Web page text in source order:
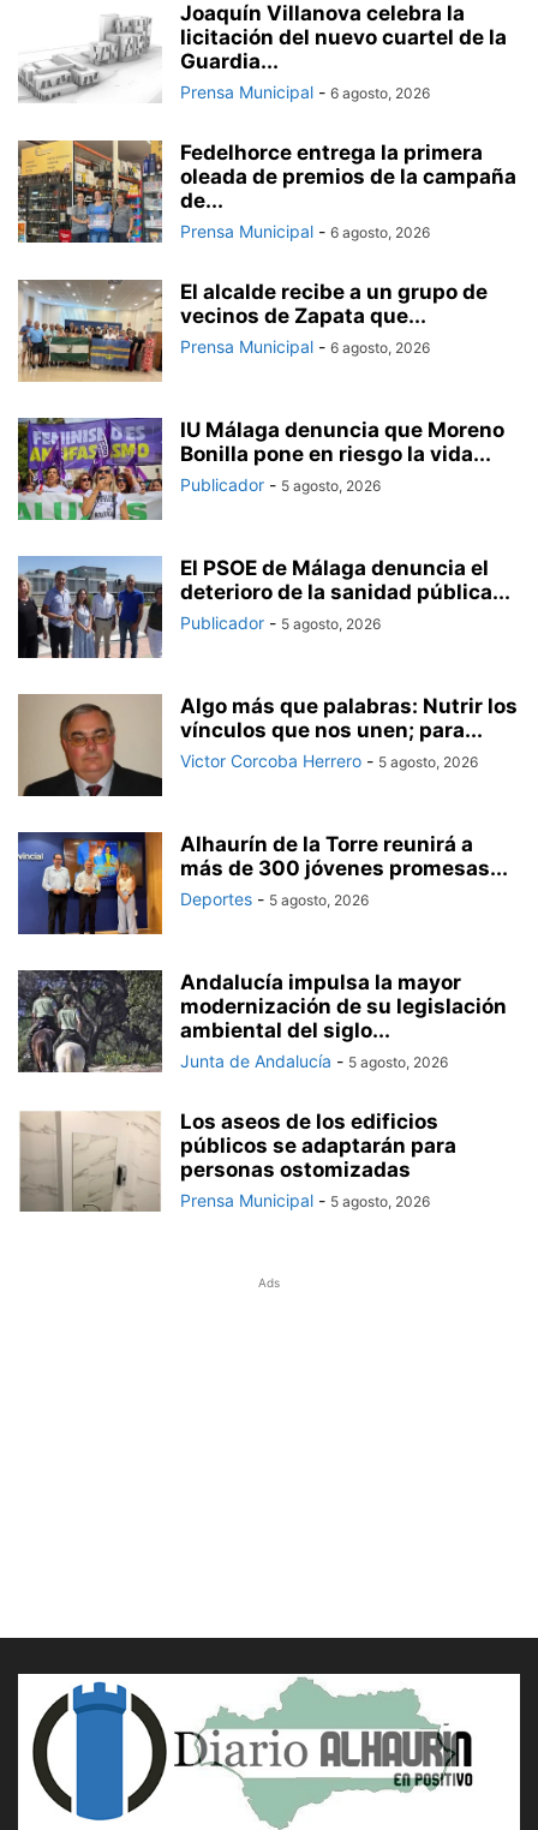
Joaquín Villanova celebra la
licitación del nuevo cuartel de la
Guardia...
Prensa Municipal - 6 agosto, 2026
Fedelhorce entrega la primera
oleada de premios de la campaña
de...
Prensa Municipal - 6 agosto, 2026
El alcalde recibe a un grupo de
vecinos de Zapata que...
Prensa Municipal - 6 agosto, 2026
IU Málaga denuncia que Moreno
Bonilla pone en riesgo la vida...
Publicador - 5 agosto, 2026
El PSOE de Málaga denuncia el
deterioro de la sanidad pública...
Publicador - 5 agosto, 2026
Algo más que palabras: Nutrir los
vínculos que nos unen; para...
Victor Corcoba Herrero - 5 agosto, 2026
Alhaurín de la Torre reunirá a
más de 300 jóvenes promesas...
Deportes - 5 agosto, 2026
Andalucía impulsa la mayor
modernización de su legislación
ambiental del siglo...
Junta de Andalucía - 5 agosto, 2026
Los aseos de los edificios
públicos se adaptarán para
personas ostomizadas
Prensa Municipal - 5 agosto, 2026
Ads